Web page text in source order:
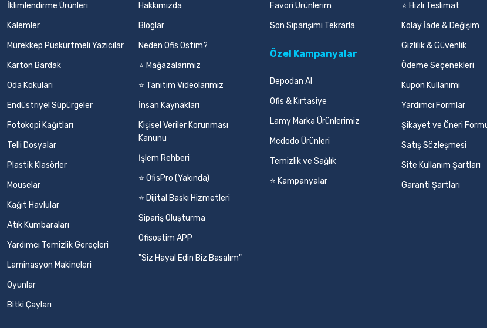
İklimlendirme Ürünleri
Kalemler
Mürekkep Püskürtmeli Yazıcılar
Karton Bardak
Oda Kokuları
Endüstriyel Süpürgeler
Fotokopi Kağıtları
Telli Dosyalar
Plastik Klasörler
Mouselar
Kağıt Havlular
Atık Kumbaraları
Yardımcı Temizlik Gereçleri
Laminasyon Makineleri
Oyunlar
Bitki Çayları
Hakkımızda
Bloglar
Neden Ofis Ostim?
⭐ Mağazalarımız
⭐ Tanıtım Videolarımız
İnsan Kaynakları
Kişisel Veriler Korunması
Kanunu
İşlem Rehberi
⭐ OfisPro (Yakında)
⭐ Dijital Baskı Hizmetleri
Sipariş Oluşturma
Ofisostim APP
"Siz Hayal Edin Biz Basalım"
Favori Ürünlerim
Son Siparişimi Tekrarla
Özel Kampanyalar
Depodan Al
Ofis & Kırtasiye
Lamy Marka Ürünlerimiz
Mcdodo Ürünleri
Temizlik ve Sağlık
⭐ Kampanyalar
⭐ Hızlı Teslimat
Kolay İade & Değişim
Gizlilik & Güvenlik
Ödeme Seçenekleri
Kupon Kullanımı
Yardımcı Formlar
Şikayet ve Öneri
Satış Sözleşmesi
Site Kullanım Şartları
Garanti Şartları